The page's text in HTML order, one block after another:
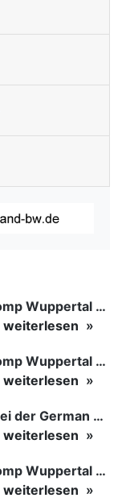
DanceComp Wuppertal 2026 Tag 3
weiterlesen
DanceComp Wuppertal 2026
weiterlesen
Generationswechsel bei der German Open Championships…
weiterlesen
DanceComp Wuppertal 2026
weiterlesen